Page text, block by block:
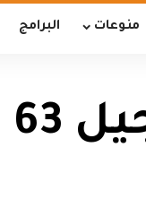
منوعات البرامج